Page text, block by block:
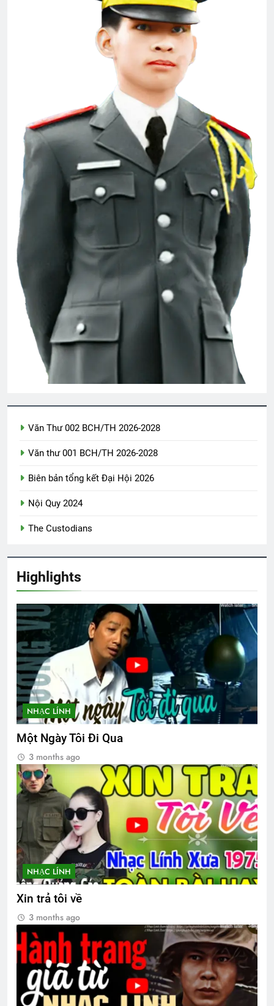
English For Today book 2
1 Year Ago
Trên 4 vùng chiến thuật
Thăm QP Mai Bá Long K21
2 Years Ago
TỰ GIẢI THOÁT MÌNH (Rabindranath
Tagore)
YÊU EM …
3 Years Ago
Mộng đêm xuân
2 Years Ago
Thăm CSVSQ Trần Ngọc Lạc K30
2 Years Ago
Bông cỏ may English For Today book 3
2 Years Ago
3 Years Ago
TIÊN SA LẠC TRẦN
3 Years Ago
CSVSQ Nguyễn Văn Long K22
3 Years Ago
2 Years Ago
HÃY GỌI ANH ĐI (Rabindranath
Tagore)
3 Years Ago
Phóng Sự Vùng IV
Chiến Đoàn 52 SĐ 18 BB
2 Years Ago
Upload Video lên your own profile
Văn Thư 002 BCH/TH 2026-2028
Văn thư 001 BCH/TH 2026-2028
Biên bản tổng kết Đại Hội 2026
Nội Quy 2024
The Custodians
Highlights
NHẠC LÍNH
Một Ngày Tôi Đi Qua
3 months ago
NHẠC LÍNH
Xin trả tôi về
3 months ago